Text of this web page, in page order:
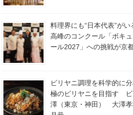
料理界にも“日本代表”が
高峰のコンクール「ボキ
ール2027」への挑戦が京
ビリヤニ調理を科学的に
極のビリヤニを目指す
澤（東京・神田） 大澤